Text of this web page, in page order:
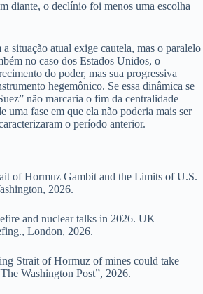
diante, o declínio foi menos uma escolha
situação atual exige cautela, mas o paralelo
no caso dos Estados Unidos, o
do poder, mas sua progressiva
hegemônico. Se essa dinâmica se
não marcaria o fim da centralidade
uma fase em que ela não poderia mais ser
o período anterior.
of Hormuz Gambit and the Limits of U.S.
2026.
and nuclear talks in 2026. UK
London, 2026.
Strait of Hormuz of mines could take
Washington Post”, 2026.